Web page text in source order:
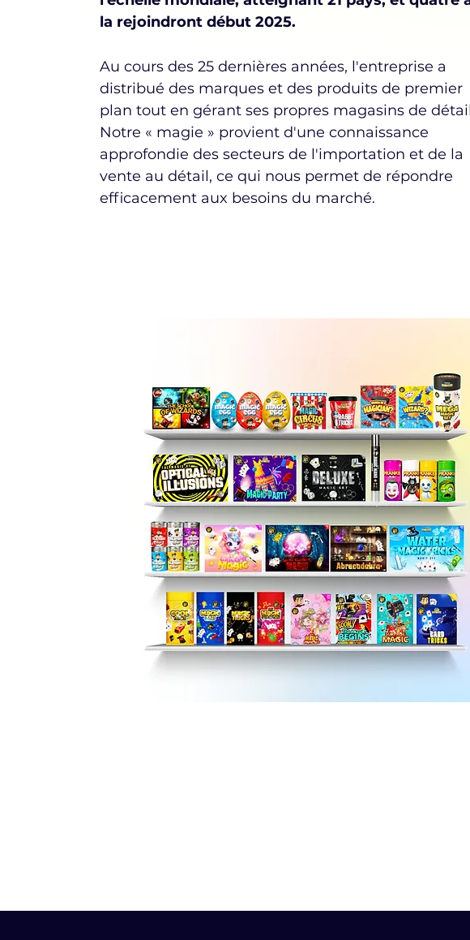
la rejoindront début 2025.
Au cours des 25 dernières années, l'entreprise a
distribué des marques et des produits de premier
plan tout en gérant ses propres magasins de
Notre « magie » provient d'une connaissance
approfondie des secteurs de l'importation et de la
vente au détail, ce qui nous permet de répondre
efficacement aux besoins du marché.